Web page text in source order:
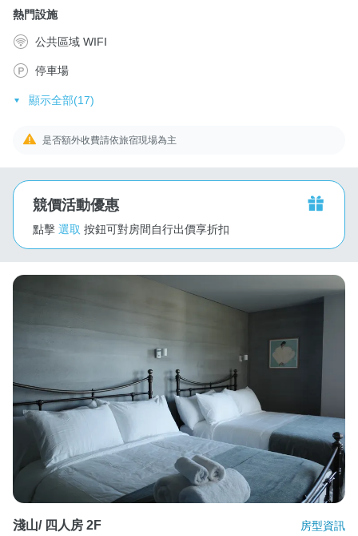
熱門設施
公共區域 WIFI
停車場
顯示全部(17)
是否額外收費請依旅宿現場為主
競價活動優惠
點擊 選取 按鈕可對房間自行出價享折扣
淺山/ 四人房 2F 房型資訊